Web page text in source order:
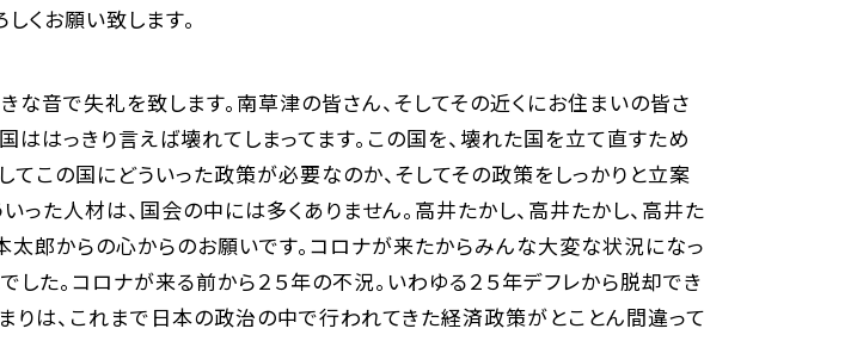
くお願い致します。
音で失礼を致します。南草津の皆さん、そしてその近くにお住まいの皆さ
ははっきり言えば壊れてしまってます。この国を、壊れた国を立て直すため
この国にどういった政策が必要なのか、そしてその政策をしっかりと立案
った人材は、国会の中には多くありません。高井たかし、高井たかし、高井た
郎からの心からのお願いです。コロナが来たからみんな大変な状況になっ
た。コロナが来る前から２５年の不況。いわゆる２５年デフレから脱却でき
りは、これまで日本の政治の中で行われてきた経済政策がとことん間違って